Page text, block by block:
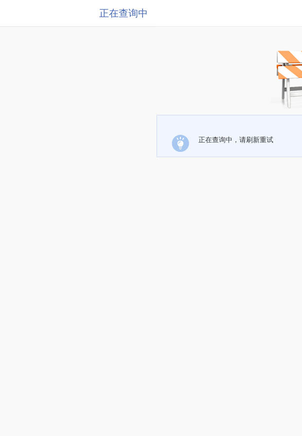
正在查询中
正在查询中，请刷新重试